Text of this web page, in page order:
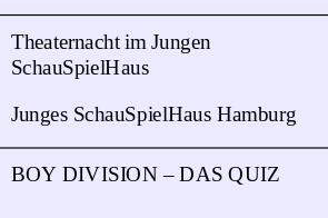
Junges SchauSpielHaus Hamburg
Theaternacht im Jungen
SchauSpielHaus
BOY DIVISION – DAS QUIZ